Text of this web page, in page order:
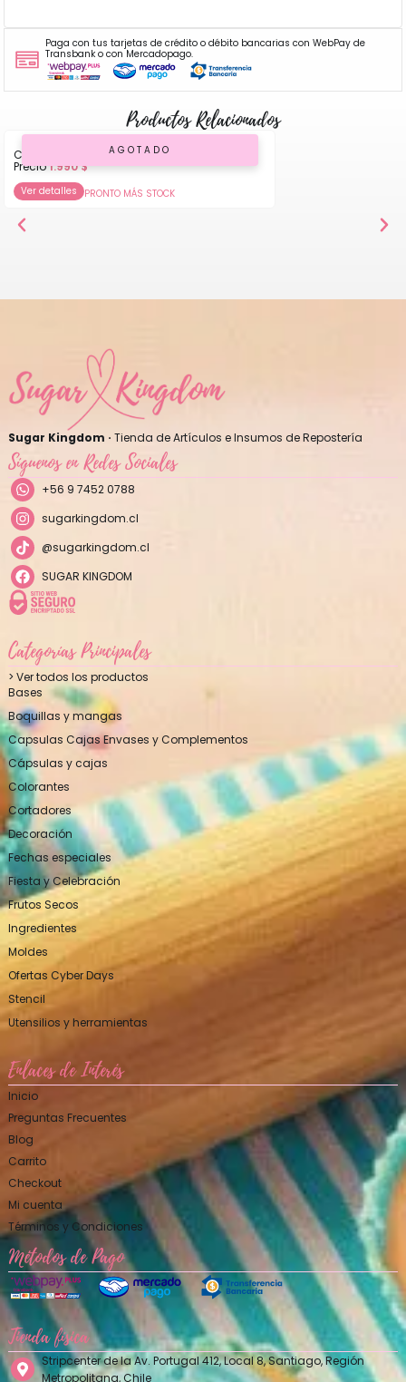
Paga con tus tarjetas de crédito o débito bancarias con WebPay de
Transbank o con Mercadopago.
Productos Relacionados
AGOTADO
Ciruela Deshidratada Sin Carozo 250gr
Precio1.990$
Ver detalles PRONTO MÁS STOCK
Sugar Kingdom · Tienda de Artículos e Insumos de Repostería
Síguenos en Redes Sociales
+56 9 7452 0788
sugarkingdom.cl
@sugarkingdom.cl
SUGAR KINGDOM
Categorías Principales
> Ver todos los productos
Bases
Boquillas y mangas
Capsulas Cajas Envases y Complementos
Cápsulas y cajas
Colorantes
Cortadores
Decoración
Fechas especiales
Fiesta y Celebración
Frutos Secos
Ingredientes
Moldes
Ofertas Cyber Days
Stencil
Utensilios y herramientas
Enlaces de Interés
Inicio
Preguntas Frecuentes
Blog
Carrito
Checkout
Mi cuenta
Términos y Condiciones
Métodos de Pago
Tienda física
Stripcenter de la Av. Portugal 412, Local 8, Santiago, Región
Metropolitana, Chile